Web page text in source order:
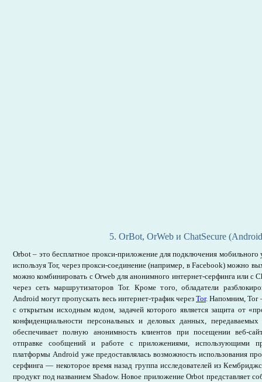
5. OrBot, OrWeb и ChatSecure
Orbot – это бесплатное прокси-приложение для подключения мобильного
используя Tor, через прокси-соединение (например, в Facebook) можно
можно комбинировать с Orweb для анонимного интернет-серфинга или с
через сеть маршрутизаторов Tor. Кроме того, обладатели
Android могут пропускать весь интернет-трафик через Tor. Напомним, Tor
с открытым исходным кодом, задачей которого является защита от
конфиденциальности персональных и деловых данных,
обеспечивает полную анонимность клиентов при посещении веб-
отправке сообщений и работе с приложениями, использующими
платформы Android уже предоставлялась возможность использования
серфинга — некоторое время назад группа исследователей из
продукт под названием Shadow. Новое приложение Orbot представляет